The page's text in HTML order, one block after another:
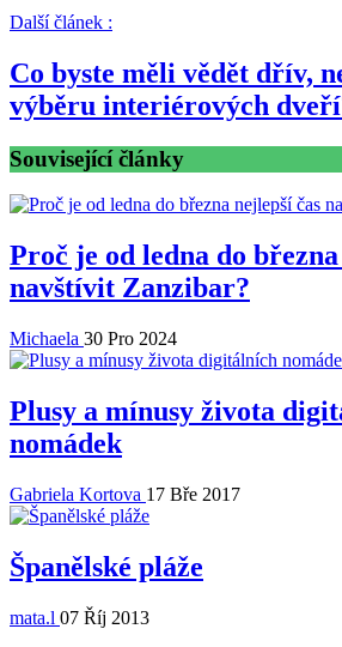
Další článek :
Co byste měli vědět dřív,
výběru interiérových
Související články
Proč je od ledna do
navštívit Zanzibar?
Michaela 30 Pro 2024
Plusy a mínusy života
nomádek
Gabriela Kortova 17 Bře 2017
Španělské pláže
mata.l 07 Říj 2013